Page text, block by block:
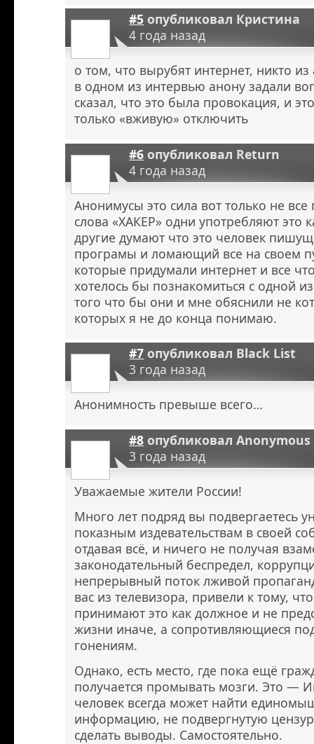
#5 опубликовал Кристина
4 года назад
о том, что вырубят интернет, никто
в одном из интервью анону задали
сказал, что это была провокация, и
только «вживую» отключить
#6 опубликовал Return
4 года назад
Анонимусы это сила вот только не
слова «ХАКЕР» одни употребляют это
другие думают что это человек
програмы и ломающий все на своем
которые придумали интернет и все
хотелось бы познакомиться с одной
того что бы они и мне обяснили не
которых я не до конца понимаю.
#7 опубликовал Black List
3 года назад
Анонимность превыше всего…
#8 опубликовалAnonymous
3 года назад
Уважаемые жители России!
Много лет подряд вы подвергаетесь
показным издевательствам в своей
отдавая всё, и ничего не получая
законодательный беспредел,
непрерывный поток лживой
вас из телевизора, привели к тому,
принимают это как должное и не
жизни иначе, а сопротивляющиеся
гонениям.
Однако, есть место, где пока ещё
получается промывать мозги. Это —
человек всегда может найти
информацию, не подвергнутую
сделать выводы. Самостоятельно.